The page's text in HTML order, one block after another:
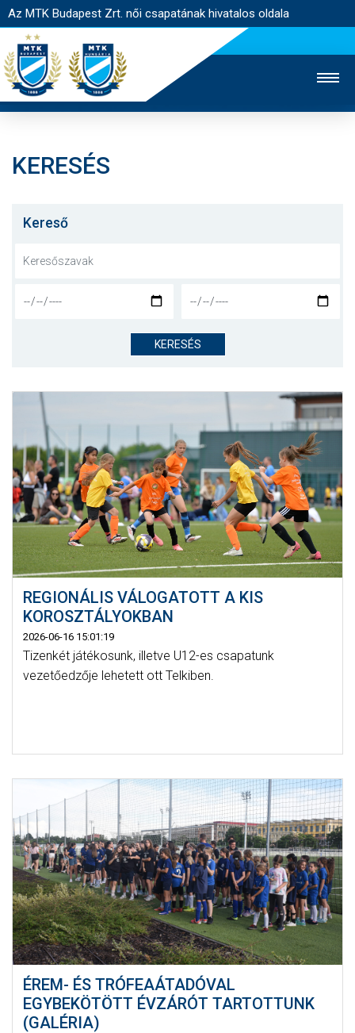
Az MTK Budapest Zrt. női csapatának hivatalos oldala
JEGYÉRTÉKESÍTÉS
NYITÓLAP
CSAPAT
KLUB
GALÉRIA
SZURKOLÓI ÉLMÉNYEK
SAJTÓ
KERESÉS
Kereső
KERESÉS
REGIONÁLIS VÁLOGATOTT A KIS
KOROSZTÁLYOKBAN
2026-06-16 15:01:19
Tizenkét játékosunk, illetve U12-es csapatunk
vezetőedzője lehetett ott Telkiben.
ÉREM- ÉS TRÓFEAÁTADÓVAL
EGYBEKÖTÖTT ÉVZÁRÓT TARTOTTUNK
(GALÉRIA)